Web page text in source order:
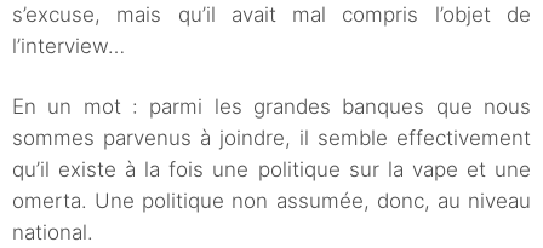
s’excuse, mais qu’il avait mal compris l’objet de
l’interview…
En un mot : parmi les grandes banques que nous
sommes parvenus à joindre, il semble effectivement
qu’il existe à la fois une politique sur la vape et une
omerta. Une politique non assumée, donc, au niveau
national.